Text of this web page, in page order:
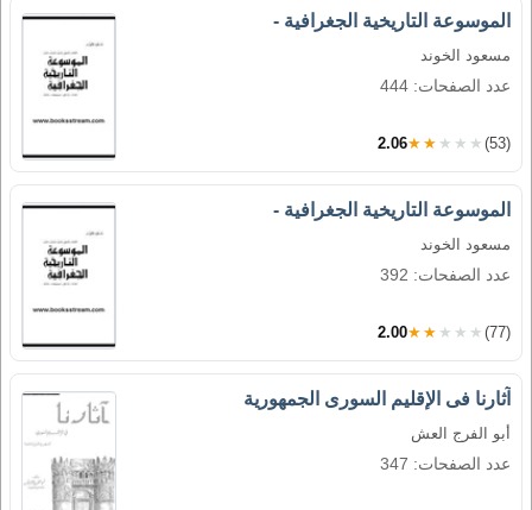
الموسوعة التاريخية الجغرافية -
مسعود الخوند
عدد الصفحات: 444
2.06★★★★★ (53)
الموسوعة التاريخية الجغرافية -
مسعود الخوند
عدد الصفحات: 392
2.00★★★★★ (77)
آثارنا فى الإقليم السورى الجمهورية
أبو الفرج العش
عدد الصفحات: 347